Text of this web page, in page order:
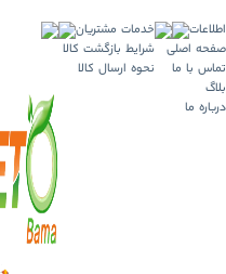
اطلاعات
صفحه اصلی
تماس با ما
بلاگ
درباره ما
خدمات مشتریان
شرایط بازگشت کالا
نحوه ارسال کالا